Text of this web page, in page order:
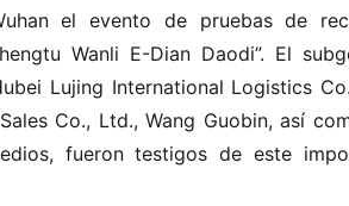
el evento de pruebas de
Wanli E-Dian Daodi”. El
Lujing International Logistics
Co., Ltd., Wang Guobin, así
fueron testigos de este